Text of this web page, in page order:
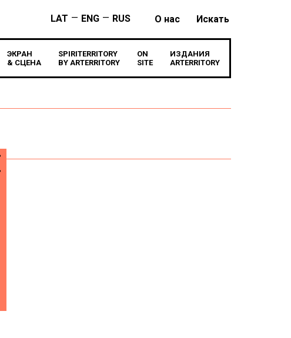
О нас Искать
LAT — ENG — RUS
ЭКРАН
& СЦЕНА
SPIRITERRITORY
BY ARTERRITORY
ON
SITE
ИЗДАНИЯ
ARTERRITORY